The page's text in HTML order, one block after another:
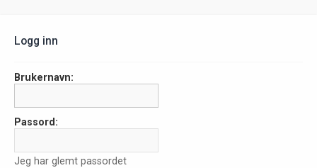
Logg inn
Brukernavn:
Passord:
Jeg har glemt passordet